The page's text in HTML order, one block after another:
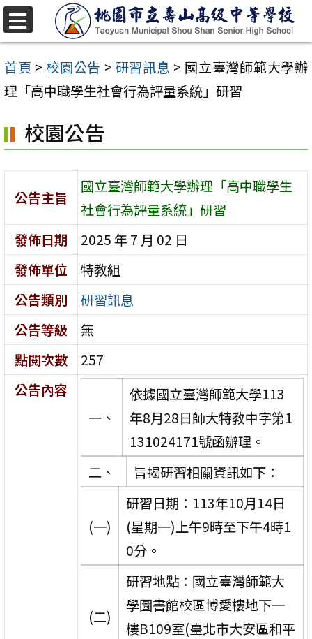
跳
至
主
要
容
區
首頁 > 校園公告 > 研習訊息 > 國立臺灣師範大學辦
理「高中職學生社會行為評量系統」研習
校園公告
公告主旨
國立臺灣師範大學辦理「高中職學生
社會行為評量系統」研習
發佈日期
2025 年 7 月 02 日
發佈單位
特教組
公告類別
研習訊息
公告等級
無
點閱次數
257
公告內容
一、
依據國立臺灣師範大學113
年8月28日師大特教中字第1
131024171號函辦理。
二、
旨揭研習相關資訊如下：
(一)
研習日期：113年10月14日
(星期一)上午9時至下午4時1
0分。
(二)
研習地點：國立臺灣師範大
學圖書館校區博愛樓地下一
樓B109室(臺北市大安區和平
選
單